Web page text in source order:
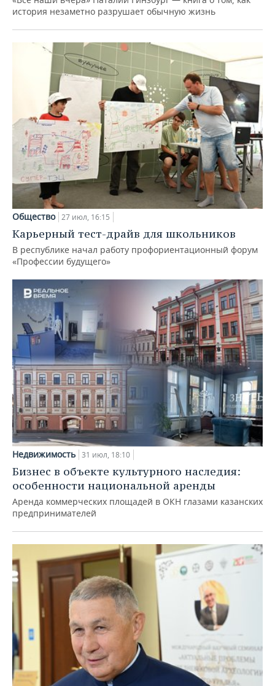
история незаметно разрушает обычную жизнь
Общество 27 июл, 16:15
Карьерный тест-драйв для школьников
В республике начал работу профориентационный форум
«Профессии будущего»
Недвижимость 31 июл, 18:10
Бизнес в объекте культурного наследия:
особенности национальной аренды
Аренда коммерческих площадей в ОКН глазами казанских
предпринимателей